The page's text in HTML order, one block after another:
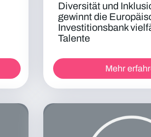
Diversität und
gewinnt die
Investitionsbank
Talente
Mehr